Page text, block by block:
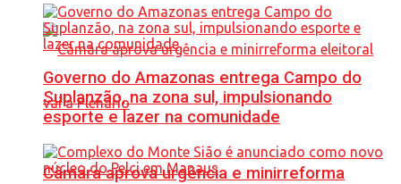
Câmara aprova urgência e minirreforma
Governo do Amazonas entrega Campo do
Suplanzão, na zona sul, impulsionando
esporte e lazer na comunidade